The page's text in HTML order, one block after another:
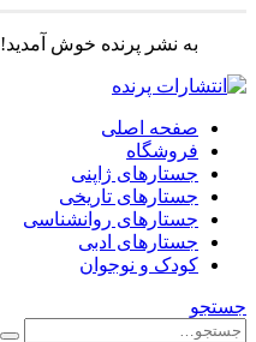
به نشر پرنده خوش آمدید!
صفحه اصلی
فروشگاه
جستارهای ژاپنی
جستارهای تاریخی
جستارهای روانشناسی
جستارهای ادبی
کودک و نوجوان
جستجو